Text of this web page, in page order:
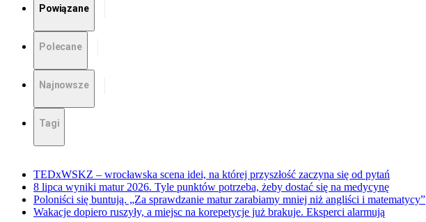
Powiązane
Polecane
Najnowsze
Tagi
TEDxWSKZ – wrocławska scena idei, na której przyszłość zaczyna się od pytań
8 lipca wyniki matur 2026. Tyle punktów potrzeba, żeby dostać się na medycynę
Poloniści się buntują. „Za sprawdzanie matur zarabiamy mniej niż angliści i matematycy”
Wakacje dopiero ruszyły, a miejsc na korepetycje już brakuje. Eksperci alarmują